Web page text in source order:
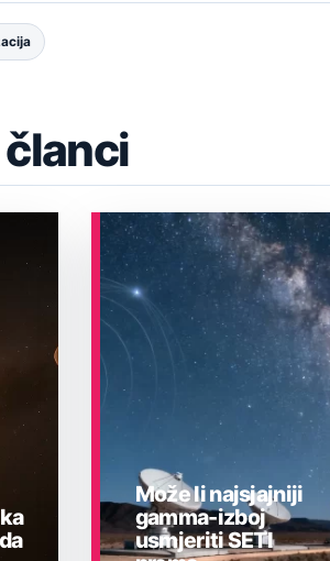
Može li najsjajniji
gamma-izboj
usmjeriti SETI